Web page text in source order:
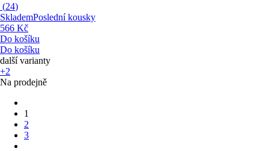
(24)
SklademPoslední kousky
566 Kč
Do košíku
Do košíku
další varianty
+2
Na prodejně
1
2
3